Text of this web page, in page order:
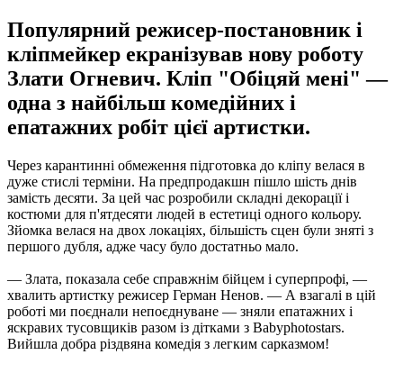
Популярний режисер-постановник і
кліпмейкер екранізував нову роботу
Злати Огневич. Кліп "Обiцяй менi" —
одна з найбільш комедійних і
епатажних робіт цієї артистки.
Через карантинні обмеження підготовка до кліпу велася в
дуже стислі терміни. На предпродакшн пішло шість днів
замість десяти. За цей час розробили складні декорації і
костюми для п'ятдесяти людей в естетиці одного кольору.
Зйомка велася на двох локаціях, більшість сцен були зняті з
першого дубля, адже часу було достатньо мало.
— Злата, показала себе справжнім бійцем і суперпрофі, —
хвалить артистку режисер Герман Ненов. — А взагалі в цій
роботі ми поєднали непоєднуване — зняли епатажних і
яскравих тусовщиків разом із дітками з Babyphotostars.
Вийшла добра різдвяна комедія з легким сарказмом!